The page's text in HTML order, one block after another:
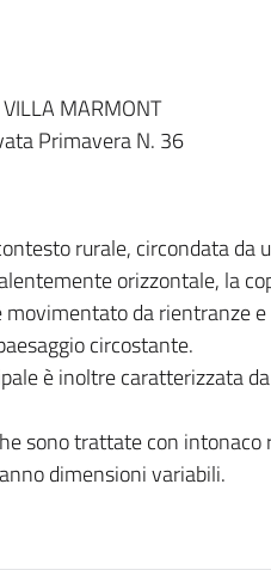
VILLA MARMONT
Primavera N. 36
rurale, circondata da
orizzontale, la
da rientranze
circostante.
è inoltre caratterizzata
sono trattate con
dimensioni variabili.